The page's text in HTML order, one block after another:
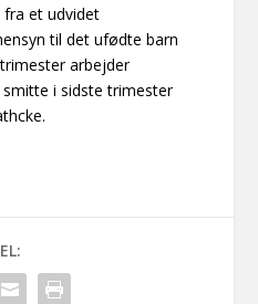
fra et udvidet
til det ufødte barn
arbejder
i sidste trimester